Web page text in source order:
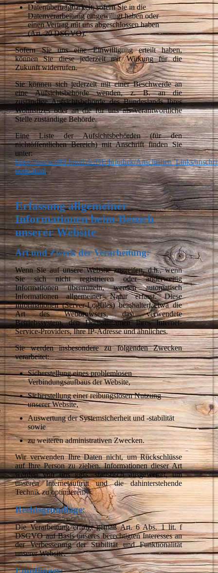
Datenübertragbarkeit, sofern Sie in die
Datenverarbeitung eingewilligt haben oder
einen Vertrag mit uns abgeschlossen haben
(Art. 20 DSGVO).
Sofern Sie uns eine Einwilligung erteilt haben,
können Sie diese jederzeit mit Wirkung für die
Zukunft widerrufen.
Sie können sich jederzeit mit einer Beschwerde an
eine Aufsichtsbehörde wenden, z. B. an die
zuständige Aufsichtsbehörde des Bundeslands Ihres
Wohnsitzes oder an die für uns als verantwortliche
Stelle zuständige Behörde.
Eine Liste der Aufsichtsbehörden (für den
nichtöffentlichen Bereich) mit Anschrift finden Sie
unter:
https://www.bfdi.bund.de/DE/Infothek/Anschriften_Links/
node.html.
Erfassung allgemeiner
Informationen beim Besuch
unserer Website
Art und Zweck der Verarbeitung:
Wenn Sie auf unsere Website zugreifen, d.h., wenn
Sie sich nicht registrieren oder anderweitig
Informationen übermitteln, werden automatisch
Informationen allgemeiner Natur erfasst. Diese
Informationen (Server-Logfiles) beinhalten etwa die
Art des Webbrowsers, das verwendete
Betriebssystem, den Domainnamen Ihres Internet-
Service-Providers, Ihre IP-Adresse und ähnliches.
Sie werden insbesondere zu folgenden Zwecken
verarbeitet:
Sicherstellung eines problemlosen
Verbindungsaufbaus der Website,
Sicherstellung einer reibungslosen Nutzung
unserer Website,
Auswertung der Systemsicherheit und -stabilität
sowie
zu weiteren administrativen Zwecken.
Wir verwenden Ihre Daten nicht, um Rückschlüsse
auf Ihre Person zu ziehen. Informationen dieser Art
werden von uns ggfs. statistisch ausgewertet, um
unseren Internetauftritt und die dahinterstehende
Technik zu optimieren.
Rechtsgrundlage:
Die Verarbeitung erfolgt gemäß Art. 6 Abs. 1 lit. f
DSGVO auf Basis unseres berechtigten Interesses an
der Verbesserung der Stabilität und Funktionalität
unserer Website.
Empfänger: